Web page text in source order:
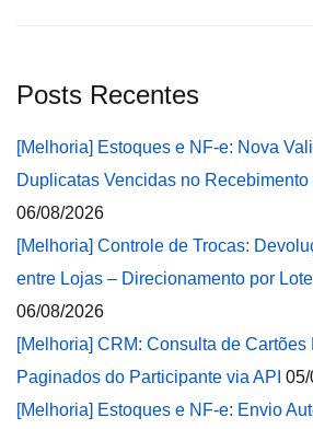
Posts Recentes
[Melhoria] Estoques e NF-e: Nova
Duplicatas Vencidas no
06/08/2026
[Melhoria] Controle de Trocas:
entre Lojas – Direcionamento por
06/08/2026
[Melhoria] CRM: Consulta de Cartões
Paginados do Participante via API
[Melhoria] Estoques e NF-e: Envio